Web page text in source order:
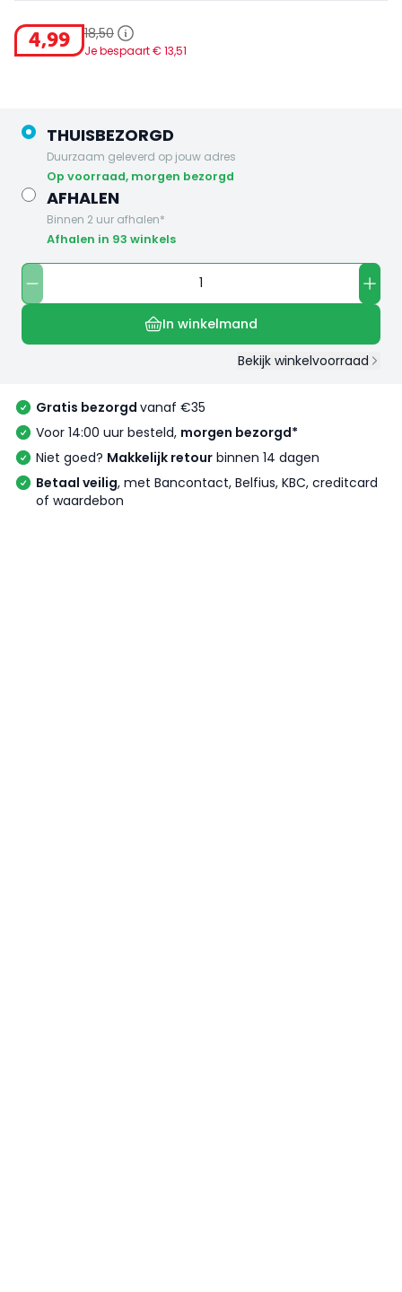
4,99 18,50
Je bespaart € 13,51
THUISBEZORGD
Duurzaam geleverd op jouw adres
op voorraad, morgen bezorgd
AFHALEN
Binnen 2 uur afhalen*
Afhalen in 93 winkels
In winkelmand
Bekijk winkelvoorraad
Gratis bezorgd vanaf €35
Voor 14:00 uur besteld, morgen bezorgd*
Niet goed? Makkelijk retour binnen 14 dagen
Betaal veilig, met Bancontact, Belfius, KBC, creditcard
of waardebon